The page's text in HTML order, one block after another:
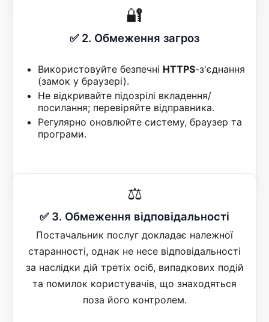
🔐
✅ 2. Обмеження загроз
Використовуйте безпечні HTTPS-з'єднання
(замок у браузері).
Не відкривайте підозрілі вкладення/
посилання; перевіряйте відправника.
Регулярно оновлюйте систему, браузер та
програми.
⚖️
✅ 3. Обмеження відповідальності
Постачальник послуг докладає належної
старанності, однак не несе відповідальності
за наслідки дій третіх осіб, випадкових подій
та помилок користувачів, що знаходяться
поза його контролем.